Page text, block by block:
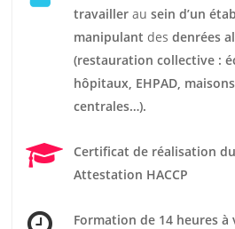
travailler au sein d’un
manipulant des denrées
(restauration collective :
hôpitaux, EHPAD,
centrales…).
Certificat de réalisation
Attestation HACCP
Formation de 14 heures à